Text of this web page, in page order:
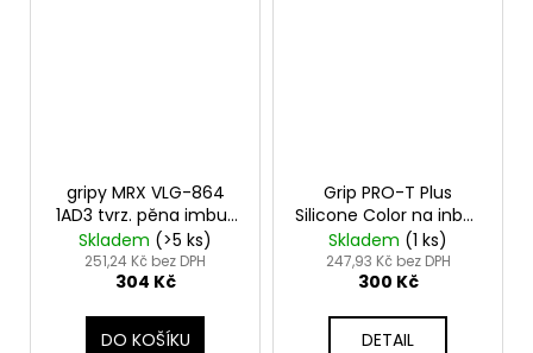
gripy MRX VLG-864
1AD3 tvrz. pěna imbus
černý
Skladem (>5 ks)
251,24 Kč bez DPH
304 Kč
DO KOŠÍKU
Grip PRO-T Plus
Silicone Color na inbus
016
Skladem (1 ks)
247,93 Kč bez DPH
300 Kč
DETAIL